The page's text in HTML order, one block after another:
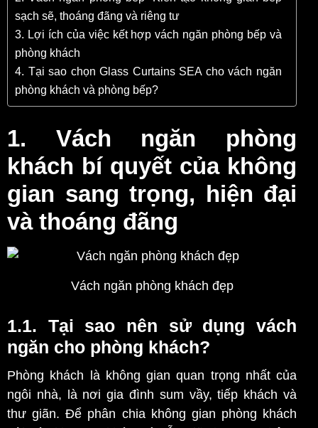
sạch sẽ, thoáng đãng và riêng tư
3. Lợi ích của việc kết hợp vách ngăn phòng bếp và
phòng khách
4. Tại sao chọn Glass Curtains SEA cho vách ngăn
phòng khách và phòng bếp?
1. Vách ngăn phòng
khách bí quyết của không
gian sang trọng, hiện đại
và thoáng đãng
Vách ngăn phòng khách đẹp
1.1. Tại sao nên sử dụng vách
ngăn cho phòng khách?
Phòng khách là không gian quan trọng nhất của
ngôi nhà, là nơi gia đình sum vầy, tiếp khách và
thư giãn. Để phân chia không gian phòng khách